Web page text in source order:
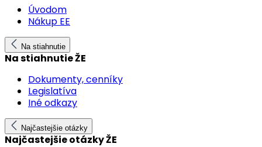
Úvodom
Nákup EE
Na stiahnutie
Na stiahnutie ŽE
Dokumenty, cenníky
Legislatíva
Iné odkazy
Najčastejšie otázky
Najčastejšie otázky ŽE